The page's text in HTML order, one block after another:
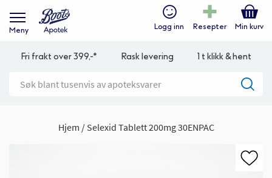
Meny Logg inn Resepter Min kurv
Fri frakt over 399,-* Rask levering 1 t klikk & hent
Hjem Selexid Tablett 200mg 30ENPAC